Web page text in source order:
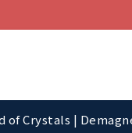
of Crystals |